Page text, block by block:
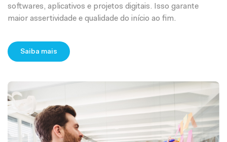
softwares, aplicativos e projetos digitais. Isso garante
maior assertividade e qualidade do início ao fim.
Saiba mais